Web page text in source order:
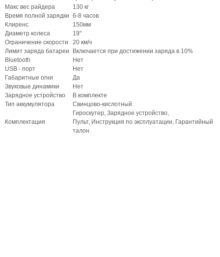
Макс вес райдера
130 кг
Время полной зарядки 6-8 часов
Клиренс
150мм
Диаметр колеса
19"
Ограничение скорости
20 км/ч
Лимит заряда батареи
Включается при достижении заряда в 10%
Bluetooth
Нет
USB - порт
Нет
Габаритные огни
Да
Звуковые динамики
Нет
Зарядное устройство
В комплекте
Тип аккумулятора
Свинцово-кислотный
Комплектация
Гироскутер, Зарядное устройство,
Пульт, Инструкция по эксплуатации, Гарантийный
талон.